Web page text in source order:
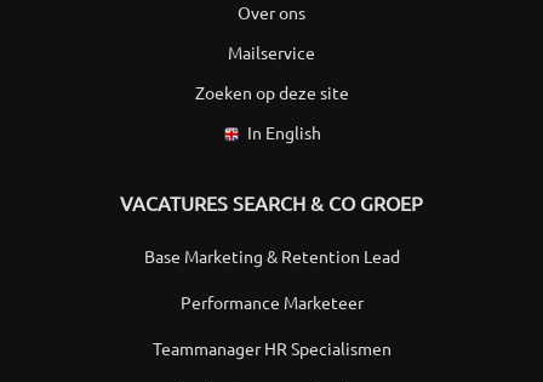
Over ons
Mailservice
Zoeken op deze site
In English
VACATURES SEARCH & CO GROEP
Base Marketing & Retention Lead
Performance Marketeer
Teammanager HR Specialismen